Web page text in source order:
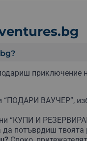
приключение
“ПОДАРИ ВАУЧЕР”,
“КУПИ И
да потъврдиш твоята